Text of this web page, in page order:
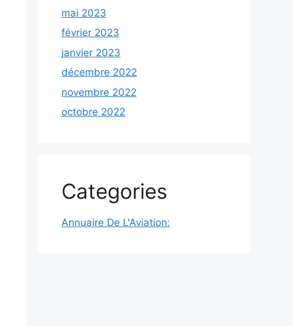
mai 2023
février 2023
janvier 2023
décembre 2022
novembre 2022
octobre 2022
Categories
Annuaire De L'Aviation: